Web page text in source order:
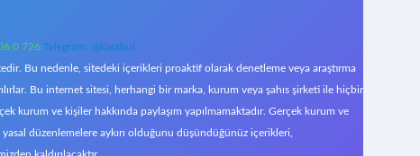
0 726 Telegram: @karabul
Bu nedenle, sitedeki içerikleri proaktif olarak denetleme veya araştırma
Bu internet sitesi, herhangi bir marka, kurum veya şahıs şirketi ile hiçbir
kurum ve kişiler hakkında paylaşım yapılmamaktadır. Gerçek kurum ve
düzenlemelere aykırı olduğunu düşündüğünüz içerikleri,